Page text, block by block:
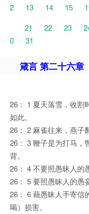
2
13 14 15
21
22 23
0
31
箴言 第二十六章
26： 1 夏天落雪，收割
如此。
26： 2 麻雀往来，燕子
26： 3 鞭子是为打马，
背。
26： 4 不要照愚昧人的
26： 5 要照愚昧人的愚
26： 6 藉愚昧人手寄信
喝）损害。